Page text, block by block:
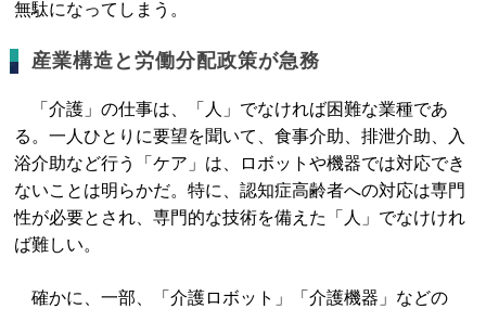
無駄になってしまう。
産業構造と労働分配政策が急務
「介護」の仕事は、「人」でなければ困難な業種であ
る。一人ひとりに要望を聞いて、食事介助、排泄介助、入
浴介助など行う「ケア」は、ロボットや機器では対応でき
ないことは明らかだ。特に、認知症高齢者への対応は専門
性が必要とされ、専門的な技術を備えた「人」でなけけれ
ば難しい。
確かに、一部、「介護ロボット」「介護機器」などの